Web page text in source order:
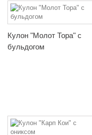
Кулон "Молот Тора" с
бульдогом